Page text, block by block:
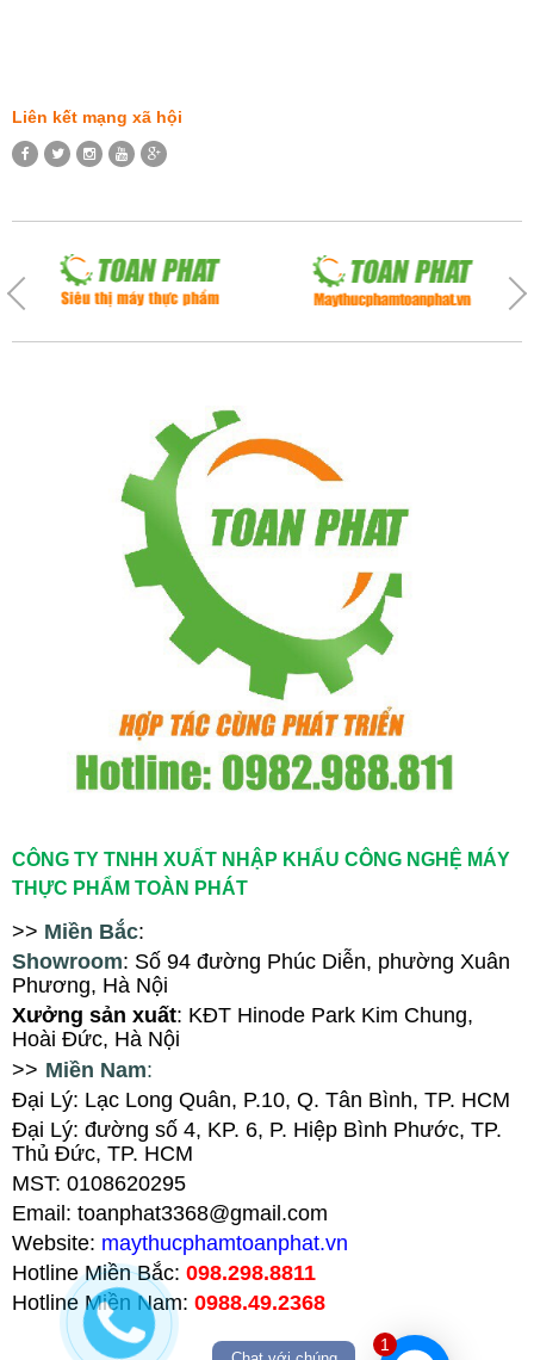
Liên kết mạng xã hội
CÔNG TY TNHH XUẤT NHẬP KHẨU CÔNG NGHỆ MÁY
THỰC PHẨM TOÀN PHÁT
>> Miền Bắc:
Showroom: Số 94 đường Phúc Diễn, phường Xuân
Phương, Hà Nội
Xưởng sản xuất: KĐT Hinode Park Kim Chung,
Hoài Đức, Hà Nội
>> Miền Nam:
Đại Lý: Lạc Long Quân, P.10, Q. Tân Bình, TP. HCM
Đại Lý: đường số 4, KP. 6, P. Hiệp Bình Phước, TP.
Thủ Đức, TP. HCM
MST: 0108620295
Email: toanphat3368@gmail.com
Website: maythucphamtoanphat.vn
Hotline Miền Bắc: 098.298.8811
Hotline Miền Nam: 0988.49.2368
1